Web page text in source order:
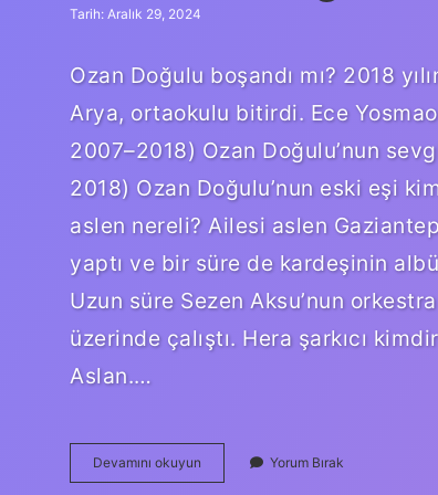
Tarih: Aralık 29, 2024
Ozan Doğulu boşandı mı? 2018
Arya, ortaokulu bitirdi. Ece
2007–2018) Ozan Doğulu’nun
2018) Ozan Doğulu’nun eski eşi
aslen nereli? Ailesi aslen
yaptı ve bir süre de kardeşinin
Uzun süre Sezen Aksu’nun
üzerinde çalıştı. Hera şarkıcı
Aslan.…
Devamını okuyun
Yosmaoğlu
Yorum Bırak